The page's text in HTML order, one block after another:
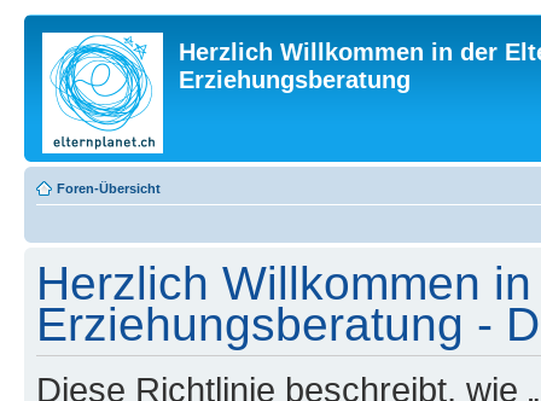
Herzlich Willkommen in der
Erziehungsberatung
Foren-Übersicht
Herzlich Willkommen
Erziehungsberatung -
Diese Richtlinie beschreibt, wie